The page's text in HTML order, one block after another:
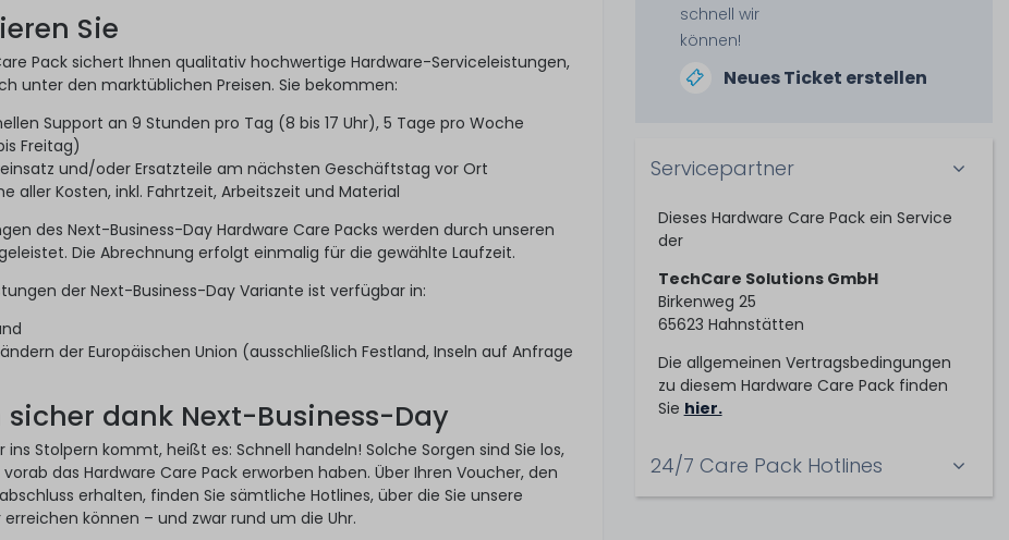
Sie
Pack sichert Ihnen qualitativ hochwertige Hardware-Serviceleistungen,
unter den marktüblichen Preisen. Sie bekommen:
Support an 9 Stunden pro Tag (8 bis 17 Uhr), 5 Tage pro Woche
Freitag)
und/oder Ersatzteile am nächsten Geschäftstag vor Ort
aller Kosten, inkl. Fahrtzeit, Arbeitszeit und Material
des Next-Business-Day Hardware Care Packs werden durch unseren
Die Abrechnung erfolgt einmalig für die gewählte Laufzeit.
der Next-Business-Day Variante ist verfügbar in:
der Europäischen Union (ausschließlich Festland, Inseln auf Anfrage
sicher dank Next-Business-Day
ins Stolpern kommt, heißt es: Schnell handeln! Solche Sorgen sind Sie los,
das Hardware Care Pack erworben haben. Über Ihren Voucher, den
erhalten, finden Sie sämtliche Hotlines, über die Sie unsere
können – und zwar rund um die Uhr.
schnell wir
können!
Neues Ticket erstellen
Servicepartner
Dieses Hardware Care Pack ein Service
der
TechCare Solutions GmbH
Birkenweg 25
65623 Hahnstätten
Die allgemeinen Vertragsbedingungen
zu diesem Hardware Care Pack finden
Sie hier.
24/7 Care Pack Hotlines